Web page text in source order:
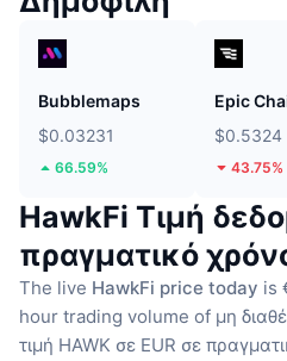
Bubblemaps
$0.03231
66.59%
Epic
$0.5324
43.75%
HawkFi Τιμή
πραγματικό
The live HawkFi price today is
hour trading volume of μη
τιμή HAWK σε EUR σε